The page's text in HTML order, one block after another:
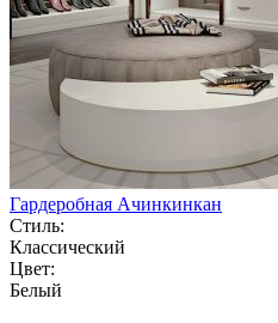
Гардеробная Ачинкинкан
Стиль:
Классический
Цвет:
Белый